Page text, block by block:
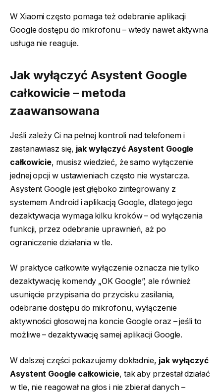
W Xiaomi często pomaga też odebranie aplikacji
Google dostępu do mikrofonu – wtedy nawet aktywna
usługa nie reaguje.
Jak wyłączyć Asystent Google
całkowicie – metoda
zaawansowana
Jeśli zależy Ci na pełnej kontroli nad telefonem i
zastanawiasz się, jak wyłączyć Asystent Google
całkowicie, musisz wiedzieć, że samo wyłączenie
jednej opcji w ustawieniach często nie wystarcza.
Asystent Google jest głęboko zintegrowany z
systemem Android i aplikacją Google, dlatego jego
dezaktywacja wymaga kilku kroków – od wyłączenia
funkcji, przez odebranie uprawnień, aż po
ograniczenie działania w tle.
W praktyce całkowite wyłączenie oznacza nie tylko
dezaktywację komendy „OK Google”, ale również
usunięcie przypisania do przycisku zasilania,
odebranie dostępu do mikrofonu, wyłączenie
aktywności głosowej na koncie Google oraz – jeśli to
możliwe – dezaktywację samej aplikacji Google.
W dalszej części pokazujemy dokładnie, jak wyłączyć
Asystent Google całkowicie, tak aby przestał działać
w tle, nie reagował na głos i nie zbierał danych –